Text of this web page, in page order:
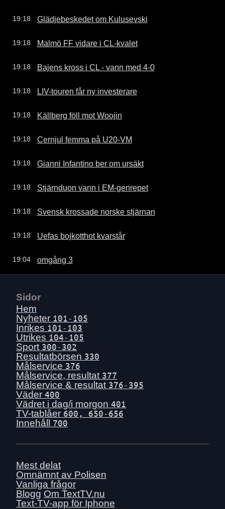
19:18 Glädjebeskedet om Kulusevski
19:18 Malmö FF vidare i CL-kvalet
19:18 Bajens kross i CL - vann med 4-0
19:18 LIV-touren får ny investerare
19:18 Källberg föll mot Woojin
19:18 Cernjul femma på U20-VM
19:18 Gianni Infantino ber om ursäkt
19:18 Stjärnduon vann i EM-genrepet
19:18 Svensk krossade norske stjärnan
19:18 Uefas bojkotthot kvarstår
19:04 omgång 3
Sidor
Hem
Nyheter 101-105
Inrikes 101-103
Utrikes 104-105
Sport 300-302
Resultatbörsen 330
Målservice 376
Målservice, resultat 377
Målservice & resultat 376-395
Väder 400
Vädret i dag/i morgon 401
TV-tablåer 600, 650-656
Innehåll 700
Mest delat
Omnämnt av Polisen
Vanliga frågor
Blogg Om TextTV.nu
Text-TV-app för Iphone